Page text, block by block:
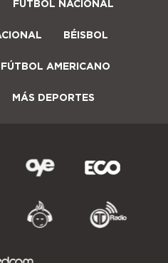
FUTBOL NACIONAL
BÉISBOL
FÚTBOL AMERICANO
MÁS DEPORTES